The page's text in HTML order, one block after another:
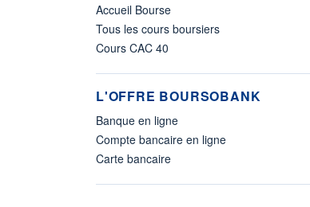
Accueil Bourse
Tous les cours boursiers
Cours CAC 40
L'OFFRE BOURSOBANK
Banque en ligne
Compte bancaire en ligne
Carte bancaire